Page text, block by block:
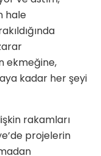
hale
ekmeğine,
kadar her şeyi
rakamları
projelerin